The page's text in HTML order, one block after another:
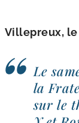
Villepreux, le
Le
la
sur le